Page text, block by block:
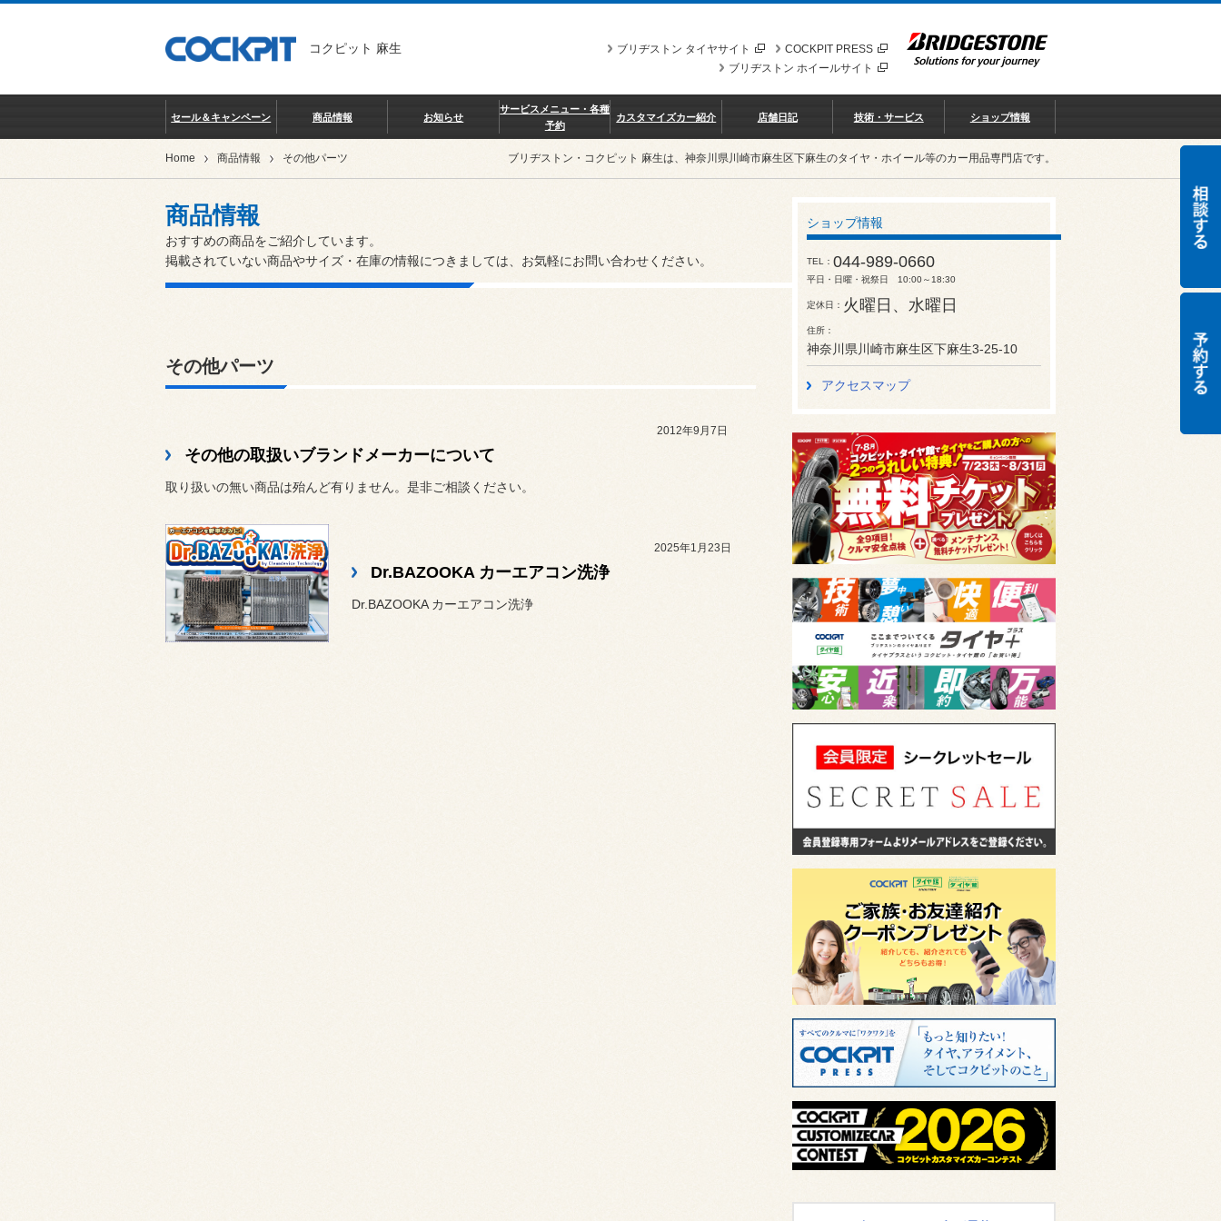
コクピット 麻生 COCKPIT PRESS
ブリヂストン タイヤサイト
ブリヂストン ホイールサイト
セール＆キャンペーン 商品情報 お知らせ
サービスメニュー・各種
予約
カスタマイズカー紹介 店舗日記 技術・サービス ショップ情報
Home 商品情報 その他パーツ ブリヂストン・コクピット 麻生は、神奈川県川崎市麻生区下麻生のタイヤ・ホイール等のカー用品専門店です。
商品情報
おすすめの商品をご紹介しています。
掲載されていない商品やサイズ・在庫の情報につきましては、お気軽にお問い合わせください。
その他パーツ
2012年9月7日
その他の取扱いブランドメーカーについて
取り扱いの無い商品は殆んど有りません。是非ご相談ください。
2025年1月23日
Dr.BAZOOKA カーエアコン洗浄
Dr.BAZOOKA カーエアコン洗浄
ショップ情報
TEL 044-989-0660
平日・日曜・祝祭日 10:00～18:30
定休日 火曜日、水曜日
住所
神奈川県川崎市麻生区下麻生3-25-10
アクセスマップ